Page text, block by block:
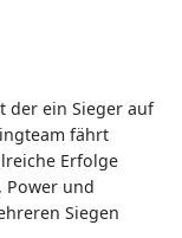
der ein Sieger auf
fährt
Erfolge
Power und
Siegen